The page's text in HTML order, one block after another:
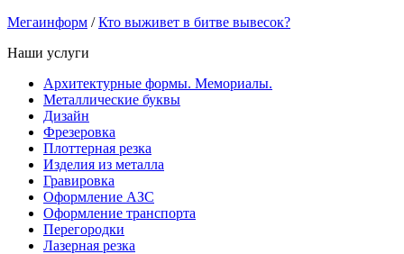
Мегаинформ /Кто выживет в битве вывесок?
Наши услуги
Архитектурные формы. Мемориалы.
Металлические буквы
Дизайн
Фрезеровка
Плоттерная резка
Изделия из металла
Гравировка
Оформление АЗС
Оформление транспорта
Перегородки
Лазерная резка